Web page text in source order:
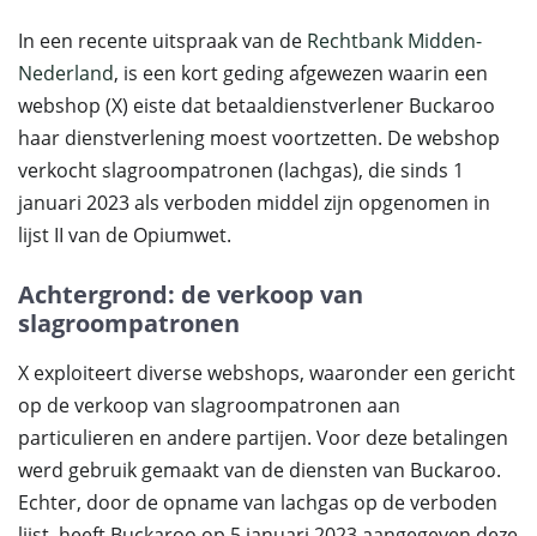
In een recente uitspraak van de Rechtbank Midden-
Nederland, is een kort geding afgewezen waarin een
webshop (X) eiste dat betaaldienstverlener Buckaroo
haar dienstverlening moest voortzetten. De webshop
verkocht slagroompatronen (lachgas), die sinds 1
januari 2023 als verboden middel zijn opgenomen in
lijst II van de Opiumwet.
Achtergrond: de verkoop van
slagroompatronen
X exploiteert diverse webshops, waaronder een gericht
op de verkoop van slagroompatronen aan
particulieren en andere partijen. Voor deze betalingen
werd gebruik gemaakt van de diensten van Buckaroo.
Echter, door de opname van lachgas op de verboden